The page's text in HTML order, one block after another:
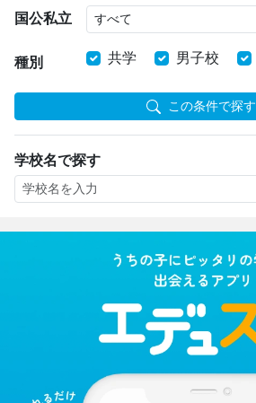
国公私立
種別 共学 男子校
この条件で探す
学校名で探す